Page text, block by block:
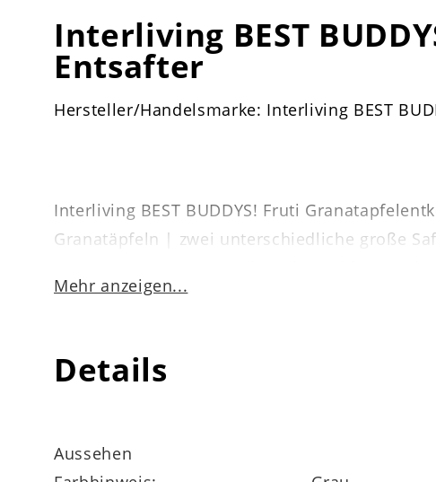
Interliving BEST
Entsafter
Hersteller/Handelsmarke: Interliving BEST
Interliving BEST BUDDYS! Fruti
Granatäpfeln | zwei unterschiedliche große
Mehr anzeigen...
Details
Aussehen